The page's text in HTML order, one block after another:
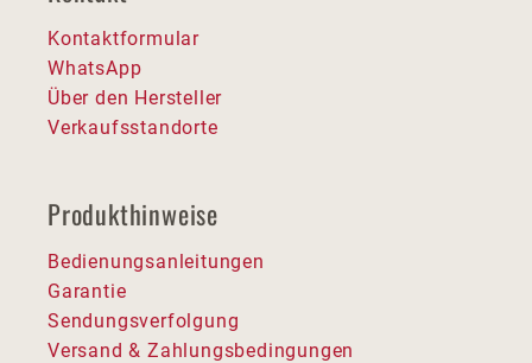
Kontaktformular
WhatsApp
Über den Hersteller
Verkaufsstandorte
Produkthinweise
Bedienungsanleitungen
Garantie
Sendungsverfolgung
Versand & Zahlungsbedingungen